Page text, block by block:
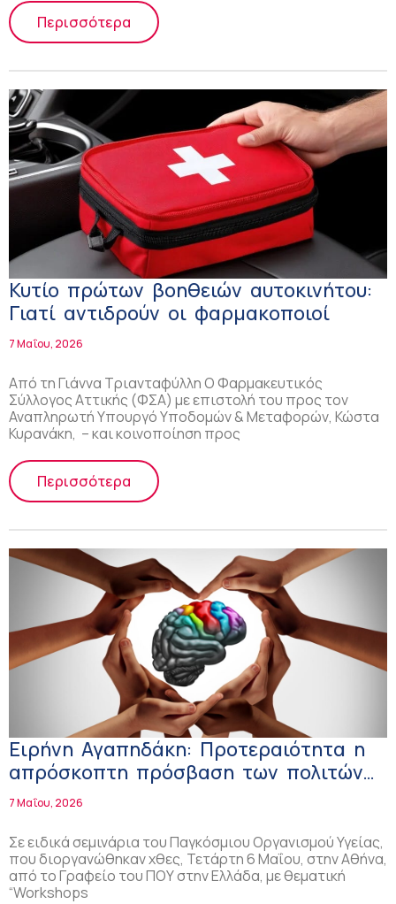
Περισσότερα
Κυτίο πρώτων βοηθειών αυτοκινήτου:
Γιατί αντιδρούν οι φαρμακοποιοί
7 Μαΐου, 2026
Από τη Γιάννα Τριανταφύλλη Ο Φαρμακευτικός
Σύλλογος Αττικής (ΦΣΑ) με επιστολή του προς τον
Αναπληρωτή Υπουργό Υποδομών & Μεταφορών, Κώστα
Κυρανάκη, – και κοινοποίηση προς
Περισσότερα
Ειρήνη Αγαπηδάκη: Προτεραιότητα η
απρόσκοπτη πρόσβαση των πολιτών
στις υπηρεσίες ψυχικής υγείας
7 Μαΐου, 2026
Σε ειδικά σεμινάρια του Παγκόσμιου Οργανισμού Υγείας,
που διοργανώθηκαν χθες, Τετάρτη 6 Μαΐου, στην Αθήνα,
από το Γραφείο του ΠΟΥ στην Ελλάδα, με θεματική
“Workshops